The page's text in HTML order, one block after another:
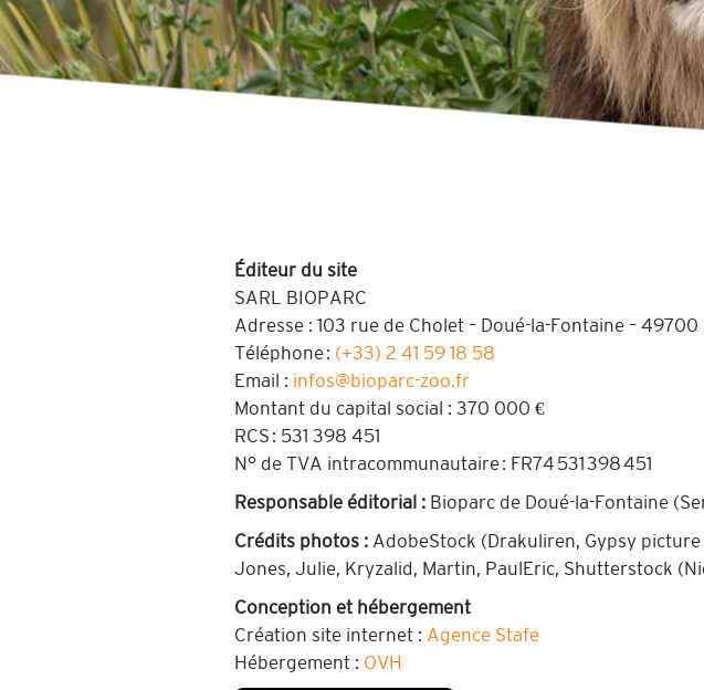
Éditeur du site
SARL BIOPARC
Adresse : 103 rue de Cholet – Doué-la-Fontaine – 49700
Téléphone : (+33) 2 41 59 18 58
Email : infos@bioparc-zoo.fr
Montant du capital social : 370 000 €
RCS : 531 398 451
N° de TVA intracommunautaire : FR74 531 398 451
Responsable éditorial : Bioparc de Doué-la-Fontaine
Crédits photos : AdobeStock (Drakuliren, Gypsy
Jones, Julie, Kryzalid, Martin, PaulEric, Shutterstock
Conception et hébergement
Création site internet : Agence Stafe
Hébergement : OVH